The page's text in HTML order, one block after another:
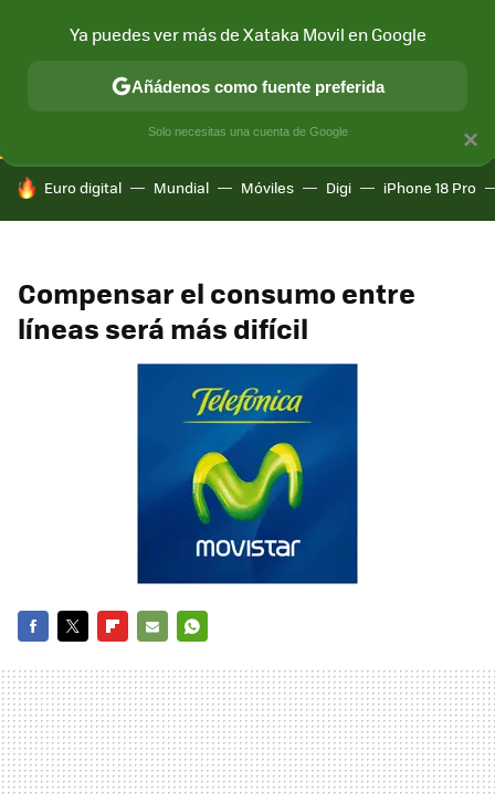
CONECTIVIDAD MÓVIL Y SOCIEDAD APLICACIONES
HOY SE HABLA DE
Euro digital Mundial Móviles Digi iPhone 18 Pro
Compensar el consumo entre
líneas será más difícil
MAIL
×
Ya puedes ver más de Xataka Movil en Google
Añádenos como fuente preferida
Solo necesitas una cuenta de Google